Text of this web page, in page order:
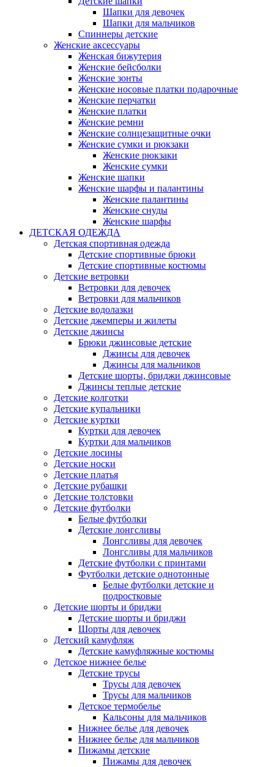
Шапки для девочек
Шапки для мальчиков
Спиннеры детские
Женские аксессуары
Женская бижутерия
Женские бейсболки
Женские зонты
Женские носовые платки подарочные
Женские перчатки
Женские платки
Женские ремни
Женские солнцезащитные очки
Женские сумки и рюкзаки
Женские рюкзаки
Женские сумки
Женские шапки
Женские шарфы и палантины
Женские палантины
Женские снуды
Женские шарфы
ДЕТСКАЯ ОДЕЖДА
Детская спортивная одежда
Детские спортивные брюки
Детские спортивные костюмы
Детские ветровки
Ветровки для девочек
Ветровки для мальчиков
Детские водолазки
Детские джемперы и жилеты
Детские джинсы
Брюки джинсовые детские
Джинсы для девочек
Джинсы для мальчиков
Детские шорты, бриджи джинсовые
Джинсы теплые детские
Детские колготки
Детские купальники
Детские куртки
Куртки для девочек
Куртки для мальчиков
Детские лосины
Детские носки
Детские платья
Детские рубашки
Детские толстовки
Детские футболки
Белые футболки
Детские лонгсливы
Лонгсливы для девочек
Лонгсливы для мальчиков
Детские футболки с принтами
Футболки детские однотонные
Белые футболки детские и
подростковые
Детские шорты и бриджи
Детские шорты и бриджи
Шорты для девочек
Детский камуфляж
Детские камуфляжные костюмы
Детское нижнее белье
Детские трусы
Трусы для девочек
Трусы для мальчиков
Детское термобелье
Кальсоны для мальчиков
Нижнее белье для девочек
Нижнее белье для мальчиков
Пижамы детские
Пижамы для девочек